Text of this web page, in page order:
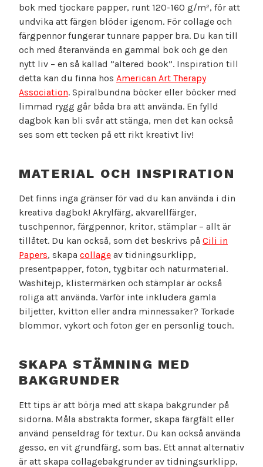
bok med tjockare papper, runt 120-160 g/m², för att
undvika att färgen blöder igenom. För collage och
färgpennor fungerar tunnare papper bra. Du kan till
och med återanvända en gammal bok och ge den
nytt liv – en så kallad ”altered book”. Inspiration till
detta kan du finna hos American Art Therapy
Association. Spiralbundna böcker eller böcker med
limmad rygg går båda bra att använda. En fylld
dagbok kan bli svår att stänga, men det kan också
ses som ett tecken på ett rikt kreativt liv!
MATERIAL OCH INSPIRATION
Det finns inga gränser för vad du kan använda i din
kreativa dagbok! Akrylfärg, akvarellfärger,
tuschpennor, färgpennor, kritor, stämplar – allt är
tillåtet. Du kan också, som det beskrivs på Cili in
Papers, skapa collage av tidningsurklipp,
presentpapper, foton, tygbitar och naturmaterial.
Washitejp, klistermärken och stämplar är också
roliga att använda. Varför inte inkludera gamla
biljetter, kvitton eller andra minnessaker? Torkade
blommor, vykort och foton ger en personlig touch.
SKAPA STÄMNING MED
BAKGRUNDER
Ett tips är att börja med att skapa bakgrunder på
sidorna. Måla abstrakta former, skapa färgfält eller
använd penseldrag för textur. Du kan också använda
gesso, en vit grundfärg, som bas. Ett annat alternativ
är att skapa collagebakgrunder av tidningsurklipp,